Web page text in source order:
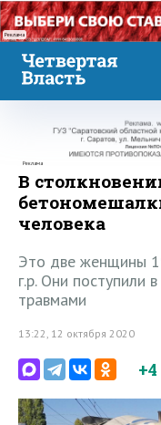
Реклама
Реклама
В
человека
Это две женщины
г.р. Они поступили
травмами
13:22, 12 октября 2020
+4